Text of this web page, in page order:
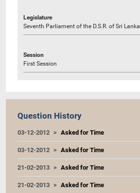
Legislature
Seventh Parliament of the D.S.R. of Sri Lanka
Session
First Session
Question History
03-12-2012 Asked for Time
03-12-2012 Asked for Time
21-02-2013 Asked for Time
21-02-2013 Asked for Time